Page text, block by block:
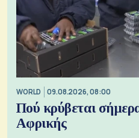
WORLD 09.08.2026, 08:00
Πού κρύβεται
Αφρικής